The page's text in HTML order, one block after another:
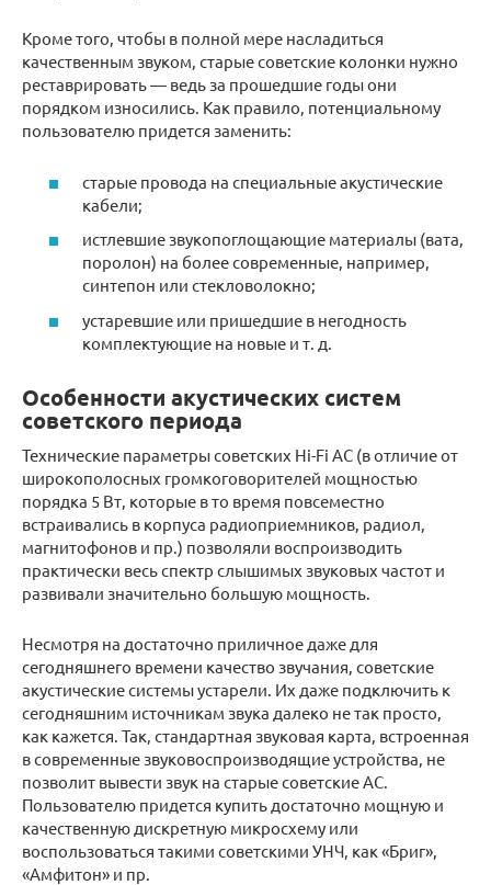
Кроме того, чтобы в полной мере насладиться
качественным звуком, старые советские колонки нужно
реставрировать — ведь за прошедшие годы они
порядком износились. Как правило, потенциальному
пользователю придется заменить:
старые провода на специальные акустические
кабели;
истлевшие звукопоглощающие материалы (вата,
поролон) на более современные, например,
синтепон или стекловолокно;
устаревшие или пришедшие в негодность
комплектующие на новые и т. д.
Особенности акустических систем
советского периода
Технические параметры советских Hi-Fi АС (в отличие от
широкополосных громкоговорителей мощностью
порядка 5 Вт, которые в то время повсеместно
встраивались в корпуса радиоприемников, радиол,
магнитофонов и пр.) позволяли воспроизводить
практически весь спектр слышимых звуковых частот и
развивали значительно большую мощность.
Несмотря на достаточно приличное даже для
сегодняшнего времени качество звучания, советские
акустические системы устарели. Их даже подключить к
сегодняшним источникам звука далеко не так просто,
как кажется. Так, стандартная звуковая карта, встроенная
в современные звуковоспроизводящие устройства, не
позволит вывести звук на старые советские АС.
Пользователю придется купить достаточно мощную и
качественную дискретную микросхему или
воспользоваться такими советскими УНЧ, как «Бриг»,
«Амфитон» и пр.